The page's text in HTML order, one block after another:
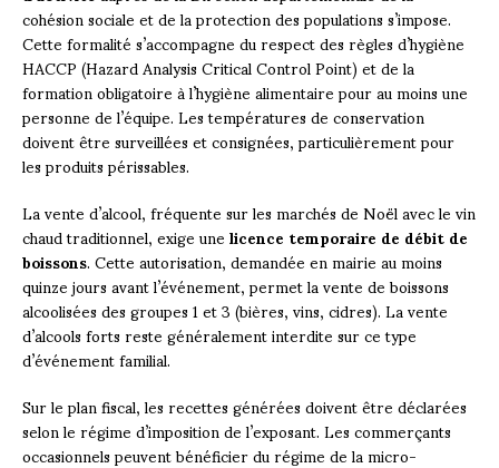
cohésion sociale et de la protection des populations s’impose.
Cette formalité s’accompagne du respect des règles d’hygiène
HACCP (Hazard Analysis Critical Control Point) et de la
formation obligatoire à l’hygiène alimentaire pour au moins une
personne de l’équipe. Les températures de conservation
doivent être surveillées et consignées, particulièrement pour
les produits périssables.
La vente d’alcool, fréquente sur les marchés de Noël avec le vin
chaud traditionnel, exige unelicence temporaire de débit de
boissons. Cette autorisation, demandée en mairie au moins
quinze jours avant l’événement, permet la vente de boissons
alcoolisées des groupes 1 et 3 (bières, vins, cidres). La vente
d’alcools forts reste généralement interdite sur ce type
d’événement familial.
Sur le plan fiscal, les recettes générées doivent être déclarées
selon le régime d’imposition de l’exposant. Les commerçants
occasionnels peuvent bénéficier du régime de la micro-